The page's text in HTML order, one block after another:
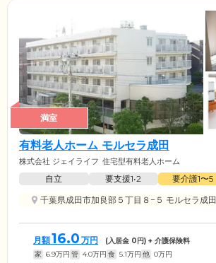
満室
有料老人ホーム モルセラ成田
株式会社 ジェイライフ 住宅型有料老人ホーム
自立 要支援1•2 要介護1〜5
千葉県成田市加良部５丁目８−５ モルセラ成田
月額16.0 万円 (入居金 0円) + 介護保険料
家 6.9万円 管 4.0万円 食 5.1万円 他 0万円